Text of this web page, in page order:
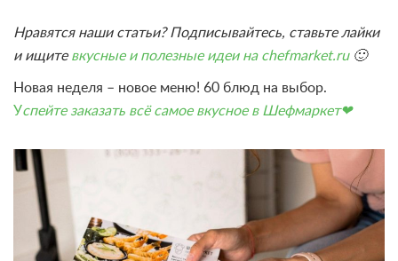
Нравятся наши статьи? Подписывайтесь, ставьте лайки
и ищите вкусные и полезные идеи на chefmarket.ru 🙂
Новая неделя – новое меню! 60 блюд на выбор.
Успейте заказать всё самое вкусное в Шефмаркет❤